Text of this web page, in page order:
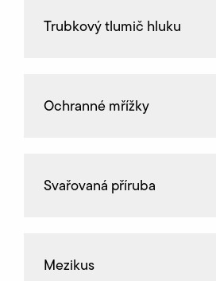
Trubkový tlumič hluku
Ochranné mřížky
Svařovaná příruba
Mezikus